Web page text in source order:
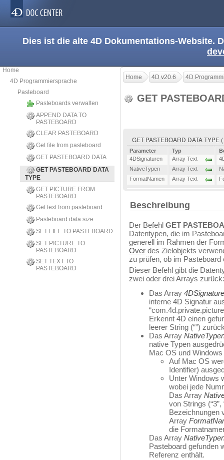
Dies ist die alte 4D Dokumentations-Website.
Home
4D Programmiersprache
Pasteboard
Pasteboards verwalten
APPEND DATA TO
PASTEBOARD
CLEAR PASTEBOARD
Get file from pasteboard
GET PASTEBOARD DATA
GET PASTEBOARD DATA
TYPE
GET PICTURE FROM
PASTEBOARD
Get text from pasteboard
Pasteboard data size
SET FILE TO PASTEBOARD
SET PICTURE TO
PASTEBOARD
SET TEXT TO
PASTEBOARD
Home 4D v20.6 4D
GET
GET PASTEBOARD DATA
Parameter Typ
4DSignaturen
Array Text
NativeTypen
Array Text
FormatNamen
Array Text
Beschreibung
Der Befehl GET
Datentypen, die im
generell im Rahmen der
Over des Zielobjekts
zu prüfen, ob im
Dieser Befehl gibt die
zwei oder drei Arrays zurück:
Das Array
interne 4D Signatur
Erkennt 4D einen
leerer String (“”)
Das Array
native Typen
Mac OS und
Auf Mac OS
Identifier)
Unter Windows
wobei jede
Das Array
von Strings
Bezeichnungen
Array
die
Das Array
Pasteboard gefunden
Referenz enthält.